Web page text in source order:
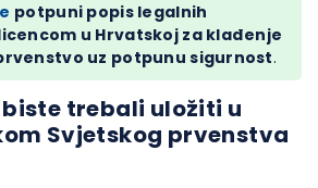
potpuni popis legalnih
u Hrvatskoj za klađenje
uz potpunu sigurnost.
trebali uložiti u
Svjetskog prvenstva